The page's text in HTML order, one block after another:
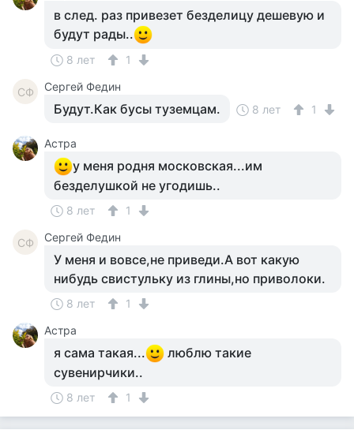
в след. раз привезет безделицу дешевую и
будут рады..
8 лет 1
СФ Сергей Федин
Будут.Как бусы туземцам. 8 лет 1
Астра
у меня родня московская...им
безделушкой не угодишь..
8 лет 1
СФ Сергей Федин
У меня и вовсе,не приведи.А вот какую
нибудь свистульку из глины,но приволоки.
8 лет
1
Астра
я сама такая...
люблю такие
сувенирчики..
8 лет 1